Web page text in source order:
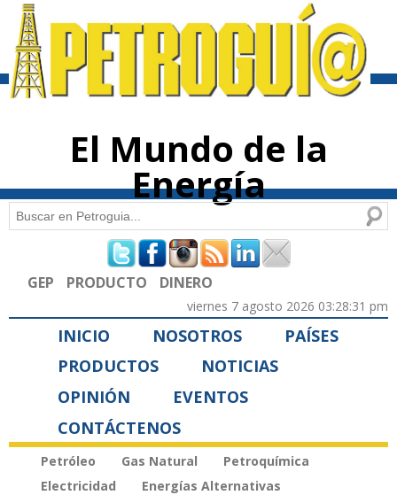
contenido
El Mundo de la
Energía
Formulario de búsqueda
Buscar
GEP PRODUCTO DINERO
viernes 7 agosto 2026 03:28:31 pm
INICIO NOSOTROS
PAÍSES
PRODUCTOS
NOTICIAS
OPINIÓN
EVENTOS
CONTÁCTENOS
Petróleo Gas Natural
Petroquímica
Electricidad
Energías Alternativas